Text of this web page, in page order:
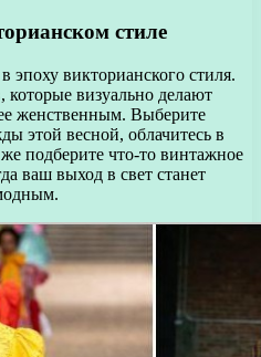
стиле
эпоху викторианского стиля.
визуально делают
женственным. Выберите
этой весной, облачитесь в
подберите что-то винтажное
ваш выход в свет станет